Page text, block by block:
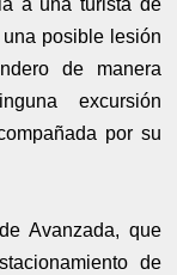
a una turista de
posible lesión
de manera
excursión
por su
Avanzada, que
de